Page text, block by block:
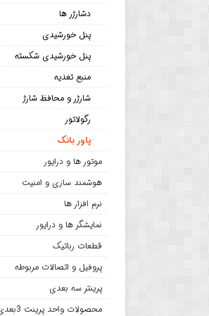
دشارژر ها
پنل خورشیدی
پنل خورشیدی شکسته
منبع تغذیه
شارژر و محافظ شارژ
رگولاتور
پاور بانک
موتور ها و درایور
هوشمند سازی و امنیت
نرم افزار ها
نمایشگر ها و درایور
قطعات رباتیک
پروفیل و اتصالات مربوطه
پرینتر سه بعدی
محصولات واحد پرینت 3بعدی